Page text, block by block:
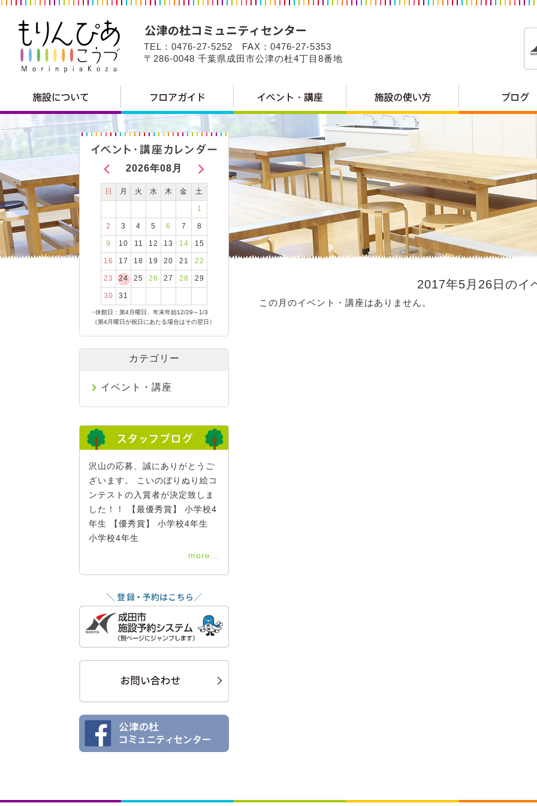
TEL：0476-27-5252 FAX：0476-27-5353
〒286-0048 千葉県成田市公津の杜4丁目8番地
2017年5月26日のイ
この月のイベント・講座はありません。
2026年08月
日 月 火 水 木 金 土
1
2 3 4 5 6 7 8
9 10 11 12 13 14 15
16 17 18 19 20 21 22
23 24 25 26 27 28 29
30 31
●休館日：第4月曜日、年末年始12/29～1/3
（第4月曜日が祝日にあたる場合はその翌日）
カテゴリー
イベント・講座
沢山の応募、誠にありがとうご
ざいます。 こいのぼりぬり絵コ
ンテストの入賞者が決定致しま
した！！ 【最優秀賞】 小学校4
年生 【優秀賞】 小学校4年生
小学校4年生
more...